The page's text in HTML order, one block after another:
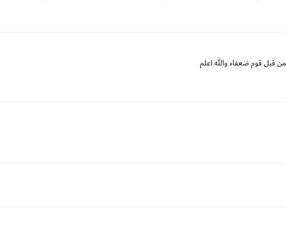
قبل قوم ضعفاء والله اعلم